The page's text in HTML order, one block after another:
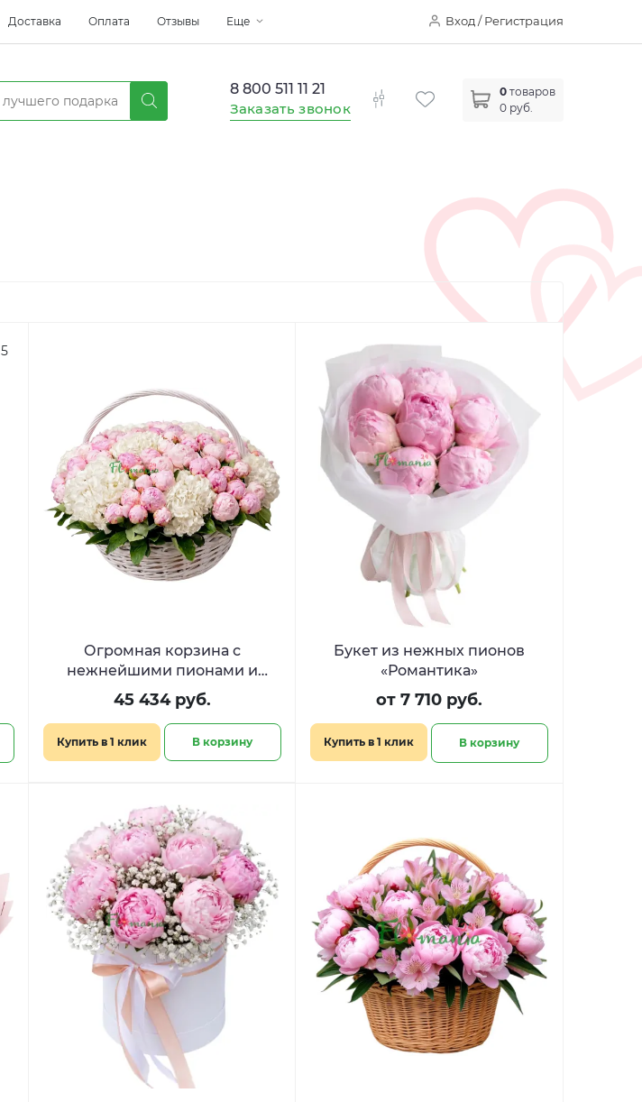
Вход / Регистрация
Доставка Оплата Отзывы Еще
0 товаров
0 руб.
8 800 511 11 21
Заказать звонок
5
Огромная корзина с
нежнейшими пионами и
гортензией «Сиропная луна»
45 434 руб.
Купить в 1 клик В корзину
Букет из нежных пионов
«Романтика»
от 7 710 руб.
Купить в 1 клик В корзину